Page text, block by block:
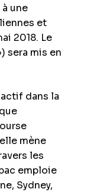
une
et
2018. Le
sera mis en
dans la
mène
les
emploie
Sydney,